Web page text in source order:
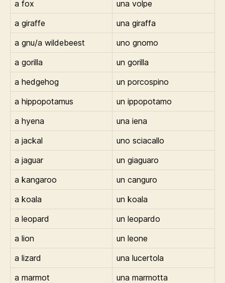
a fox
una volpe
a giraffe
una giraffa
a gnu/a wildebeest
uno gnomo
a gorilla
un gorilla
a hedgehog
un porcospino
a hippopotamus
un ippopotamo
a hyena
una iena
a jackal
uno sciacallo
a jaguar
un giaguaro
a kangaroo
un canguro
a koala
un koala
a leopard
un leopardo
a lion
un leone
a lizard
una lucertola
a marmot
una marmotta